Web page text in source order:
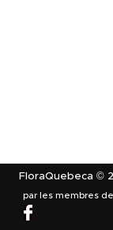
FloraQuebeca ©
par les membres